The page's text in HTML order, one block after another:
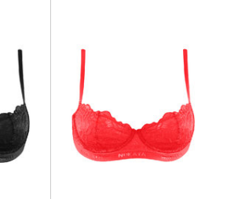
ПЕРШЕ ПОКУПКУ